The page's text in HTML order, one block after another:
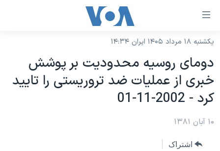
لینکهای
دسترسی
جهش
محتوای
اصلی
به
صفحه
نسخه سبک وب‌سایت
موضوع ها
آمریکا
جهان
برنامه های تلویزیونی
جدول برنامه ها
صفحه‌های ویژه
یکشنبه ۱۸ مرداد ۱۴۰۵ ایران ۱۴:۳۴
دومای روسيه محدوديت بر پوشش
خبری از عمليات ضد تروريستی را تاييد
کرد - 2002-11-01
۱۰ آبان ۱۳۸۱
اشتراک